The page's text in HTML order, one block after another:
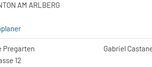
AM ARLBERG
Pregarten
12
Gabriel